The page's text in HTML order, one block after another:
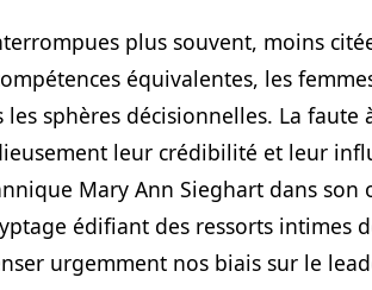
plus souvent, moins
équivalentes, les
les sphères décisionnelles. La faute
leur crédibilité et leur
Mary Ann Sieghart dans son
édifiant des ressorts intimes
urgemment nos biais sur le